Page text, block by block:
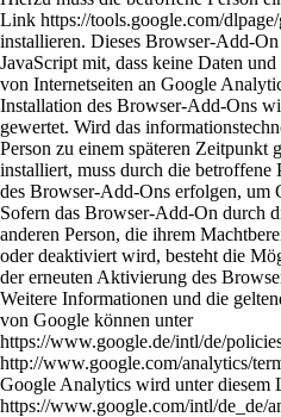
Link https://tools.google.com/
installieren. Dieses Browser-Add-
JavaScript mit, dass keine Daten
von Internetseiten an Google
Installation des Browser-Add-Ons
gewertet. Wird das
Person zu einem späteren Zeitpunkt
installiert, muss durch die betroffene
des Browser-Add-Ons erfolgen, um
Sofern das Browser-Add-On durch
anderen Person, die ihrem
oder deaktiviert wird, besteht die
der erneuten Aktivierung des
Weitere Informationen und die
von Google können unter
https://www.google.de/intl/de/
http://www.google.com/analytics/
Google Analytics wird unter diesem
https://www.google.com/intl/de_de/